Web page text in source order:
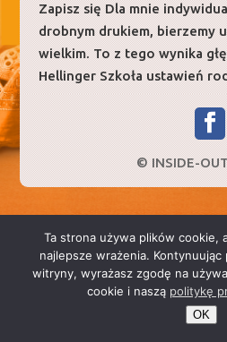
Zapisz się Dla mnie
drobnym drukiem, bierzemy
wielkim. To z tego wynika
Hellinger Szkoła ustawień
© INSIDE-
Ta strona używa plików cookie,
najlepsze wrażenia. Kontynuując
witryny, wyrażasz zgodę na
cookie i naszą politykę
OK